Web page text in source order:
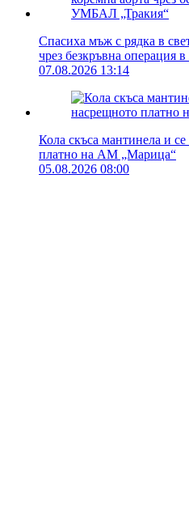
Спасиха мъж с рядка в
чрез безкръвна операция
07.08.2026 13:14
Кола скъса мантинела и
платно на АМ „Марица“
05.08.2026 08:00